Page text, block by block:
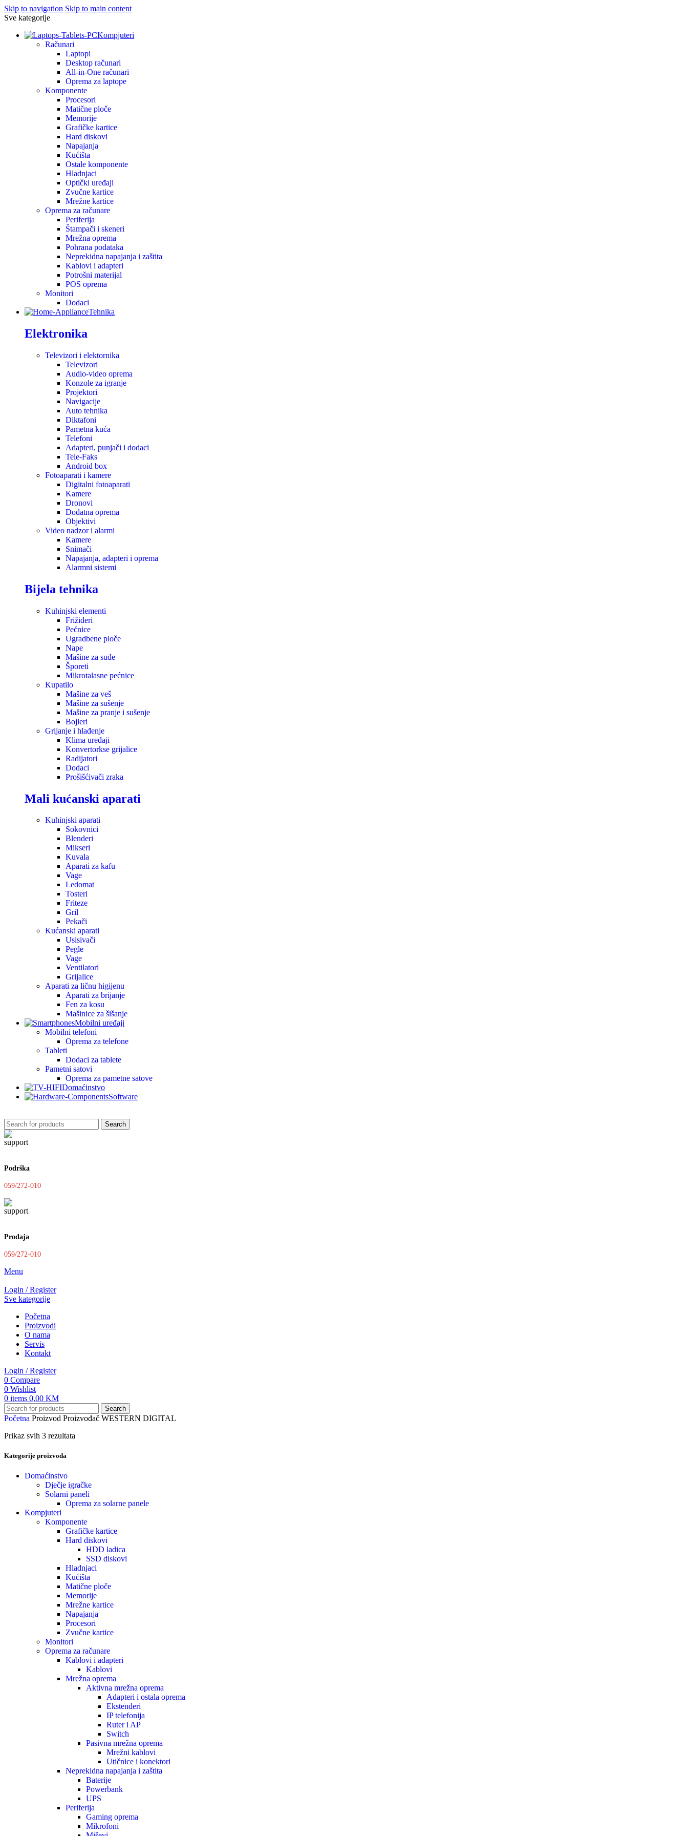
Skip to navigation Skip to main content
Sve kategorije
Kompjuteri
Računari
Laptopi
Desktop računari
All-in-One računari
Oprema za laptope
Komponente
Procesori
Matične ploče
Memorije
Grafičke kartice
Hard diskovi
Napajanja
Kućišta
Ostale komponente
Hladnjaci
Optički uređaji
Zvučne kartice
Mrežne kartice
Oprema za računare
Periferija
Štampači i skeneri
Mrežna oprema
Pohrana podataka
Neprekidna napajanja i zaštita
Kablovi i adapteri
Potrošni materijal
POS oprema
Monitori
Dodaci
Tehnika
Elektronika
Televizori i elektornika
Televizori
Audio-video oprema
Konzole za igranje
Projektori
Navigacije
Auto tehnika
Diktafoni
Pametna kuća
Telefoni
Adapteri, punjači i dodaci
Tele-Faks
Android box
Fotoaparati i kamere
Digitalni fotoaparati
Kamere
Dronovi
Dodatna oprema
Objektivi
Video nadzor i alarmi
Kamere
Snimači
Napajanja, adapteri i oprema
Alarmni sistemi
Bijela tehnika
Kuhinjski elementi
Frižideri
Pećnice
Ugradbene ploče
Nape
Mašine za suđe
Šporeti
Mikrotalasne pećnice
Kupatilo
Mašine za veš
Mašine za sušenje
Mašine za pranje i sušenje
Bojleri
Grijanje i hlađenje
Klima uređaji
Konvertorkse grijalice
Radijatori
Dodaci
Prošišćivači zraka
Mali kućanski aparati
Kuhinjski aparati
Sokovnici
Blenderi
Mikseri
Kuvala
Aparati za kafu
Vage
Ledomat
Tosteri
Friteze
Gril
Pekači
Kućanski aparati
Usisivači
Pegle
Vage
Ventilatori
Grijalice
Aparati za ličnu higijenu
Aparati za brijanje
Fen za kosu
Mašinice za šišanje
Mobilni uređaji
Mobilni telefoni
Oprema za telefone
Tableti
Dodaci za tablete
Pametni satovi
Oprema za pametne satove
Domaćinstvo
Software
Search
Podrška
059/272-010
Prodaja
059/272-010
Menu
Login / Register
Sve kategorije
Početna
Proizvodi
O nama
Servis
Kontakt
Login / Register
0 Compare
0 Wishlist
0 items 0,00 KM
Search
Početna Proizvod Proizvođač WESTERN DIGITAL
Prikaz svih 3 rezultata
Kategorije proizvoda
Domaćinstvo
Dječje igračke
Solarni paneli
Oprema za solarne panele
Kompjuteri
Komponente
Grafičke kartice
Hard diskovi
HDD ladica
SSD diskovi
Hladnjaci
Kućišta
Matične ploče
Memorije
Mrežne kartice
Napajanja
Procesori
Zvučne kartice
Monitori
Oprema za računare
Kablovi i adapteri
Kablovi
Mrežna oprema
Aktivna mrežna oprema
Adapteri i ostala oprema
Ekstenderi
IP telefonija
Ruter i AP
Switch
Pasivna mrežna oprema
Mrežni kablovi
Utičnice i konektori
Neprekidna napajanja i zaštita
Baterije
Powerbank
UPS
Periferija
Gaming oprema
Mikrofoni